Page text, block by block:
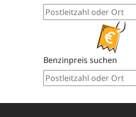
Benzinpreis suchen